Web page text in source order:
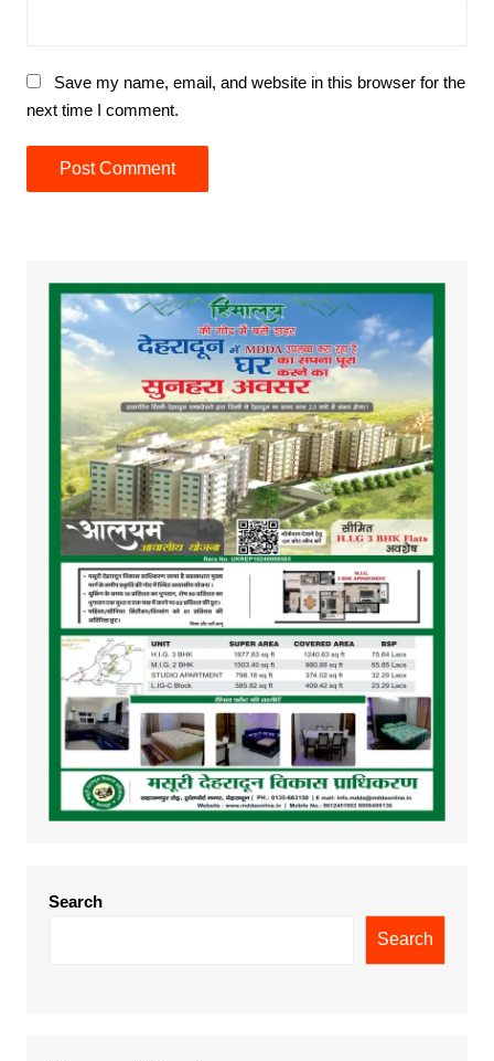
Save my name, email, and website in this browser for the
next time I comment.
Search
Search